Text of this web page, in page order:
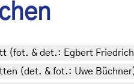
(fot. & det.: Egbert
(det. & fot.: Uwe